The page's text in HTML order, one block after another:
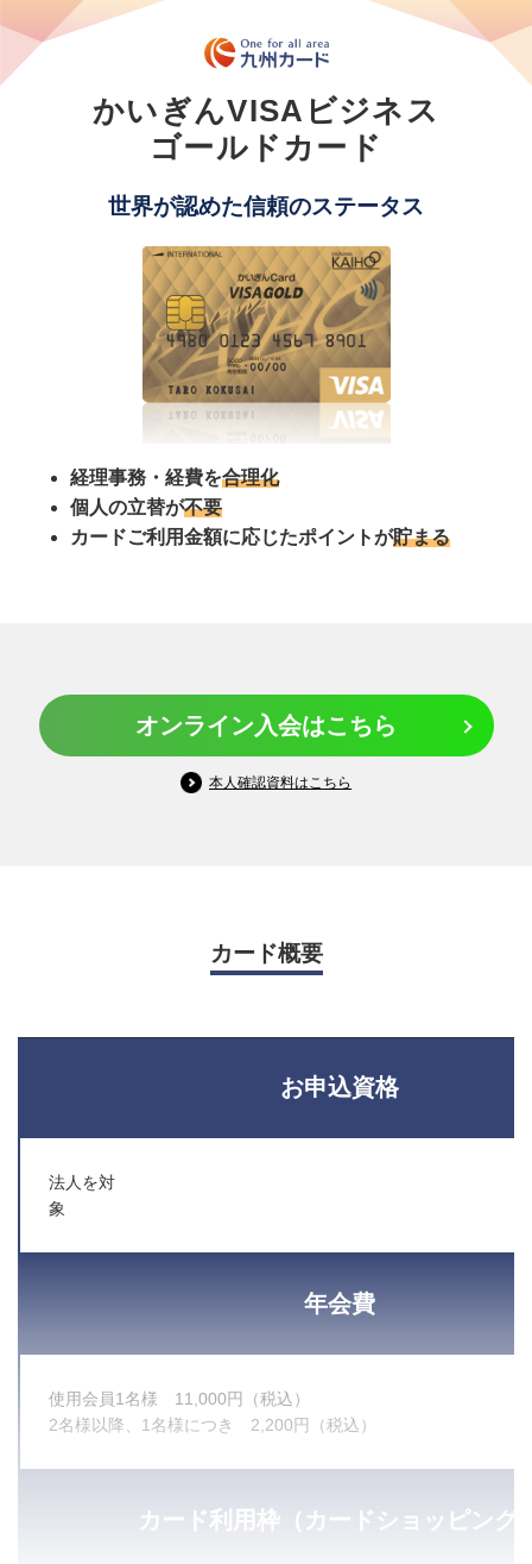
かいぎんVISAビジネス
ゴールドカード
世界が認めた信頼のステータス
経理事務・経費を合理化
個人の立替が不要
カードご利用金額に応じたポイントが貯まる
オンライン入会はこちら
本人確認資料はこちら
カード概要
お申込資格
法人を対
年会費
使用会員1名様 11,000円（税込）
2名様以降、1名様につき 2,200円（税込）
カード利用枠（カードショッピング